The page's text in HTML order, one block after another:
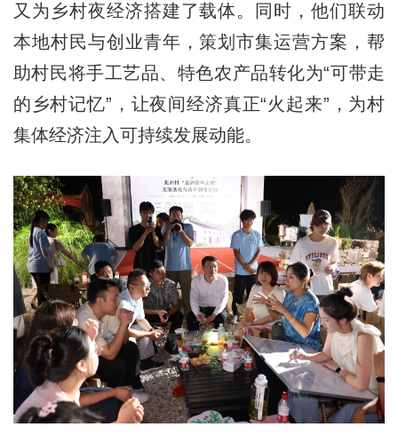
又为乡村夜经济搭建了载体。同时，他们联动
本地村民与创业青年，策划市集运营方案，帮
助村民将手工艺品、特色农产品转化为“可带走
的乡村记忆”，让夜间经济真正“火起来”，为村
集体经济注入可持续发展动能。